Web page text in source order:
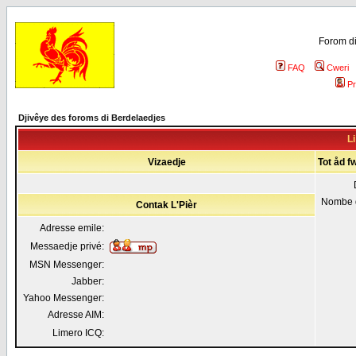
Forom
FAQ
Cweri
Djivêye des foroms di Berdelaedjes
Vizaedje Tot åd
Contak L'Pièr
Adresse emile:
Messaedje privé:
MSN Messenger:
Jabber:
Yahoo Messenger:
Adresse AIM:
Limero ICQ: